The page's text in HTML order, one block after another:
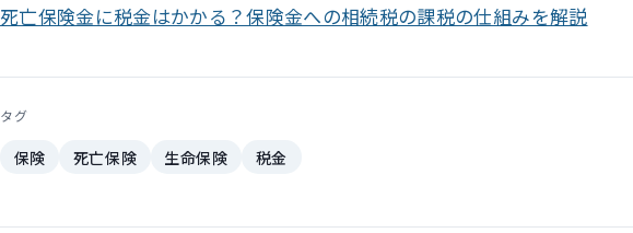
死亡保険金に税金はかかる？保険金への相続税の課税の仕組みを解説
タグ
保険 死亡保険 生命保険 税金